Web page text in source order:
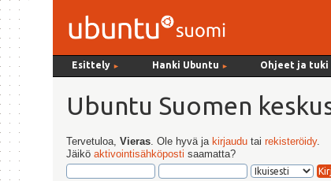
Esittely ► Hanki Ubuntu ► Ohjeet ja tuki
Ubuntu Suomen
Tervetuloa, Vieras. Ole hyvä ja kirjaudutai rekisteröidy.
Jäikö aktivointisähköposti saamatta?